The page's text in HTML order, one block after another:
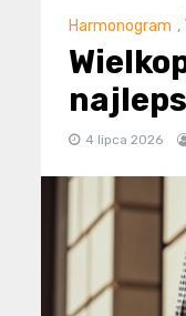
Harmonogram ,
4 lipca 2026